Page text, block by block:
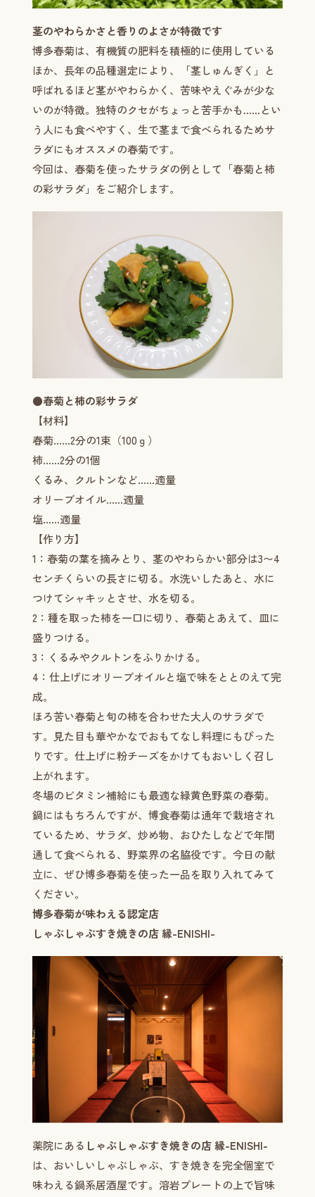
茎のやわらかさと香りのよさが特徴です
博多春菊は、有機質の肥料を積極的に使用している
ほか、長年の品種選定により、「茎しゅんぎく」と
呼ばれるほど茎がやわらかく、苦味やえぐみが少な
いのが特徴。独特のクセがちょっと苦手かも……とい
う人にも食べやすく、生で茎まで食べられるためサ
ラダにもオススメの春菊です。
今回は、春菊を使ったサラダの例として「春菊と柿
の彩サラダ」をご紹介します。
●春菊と柿の彩サラダ
【材料】
春菊……2分の1束（100ｇ）
柿……2分の1個
くるみ、クルトンなど……適量
オリーブオイル……適量
塩……適量
【作り方】
1：春菊の葉を摘みとり、茎のやわらかい部分は3〜4
センチくらいの長さに切る。水洗いしたあと、水に
つけてシャキッとさせ、水を切る。
2：種を取った柿を一口に切り、春菊とあえて、皿に
盛りつける。
3：くるみやクルトンをふりかける。
4：仕上げにオリーブオイルと塩で味をととのえて完
成。
ほろ苦い春菊と旬の柿を合わせた大人のサラダで
す。見た目も華やかなでおもてなし料理にもぴった
りです。仕上げに粉チーズをかけてもおいしく召し
上がれます。
冬場のビタミン補給にも最適な緑黄色野菜の春菊。
鍋にはもちろんですが、博食春菊は通年で栽培され
ているため、サラダ、炒め物、おひたしなどで年間
通して食べられる、野菜界の名脇役です。今日の献
立に、ぜひ博多春菊を使った一品を取り入れてみて
ください。
博多春菊が味わえる認定店
しゃぶしゃぶすき焼きの店 縁-ENISHI-
薬院にある しゃぶしゃぶすき焼きの店 縁-ENISHI-
は、おいしいしゃぶしゃぶ、すき焼きを完全個室で
味わえる鍋系居酒屋です。溶岩プレートの上で旨味